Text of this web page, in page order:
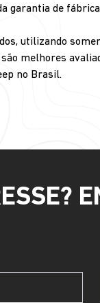
garantia de
utilizando
melhores
no Brasil.